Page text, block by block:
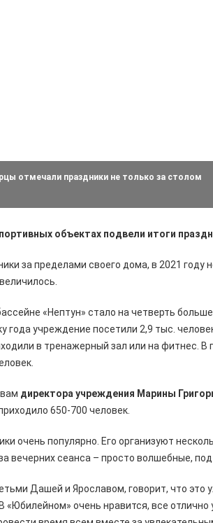
отмечали праздники не только за столом
объектах подвели итоги
за пределами своего дома, в 2021 году
«Нептун» стало на четверть
учреждение посетили 2,9 тыс.
в тренажерный зал или на фитнес. В
директора учреждения Марины
650-700 человек.
очень популярно. Его организуют
вечерних сеанса – просто волшебные,
Дашей и Ярославом, говорит, что это
«Юбилейном» очень нравится, все отлично